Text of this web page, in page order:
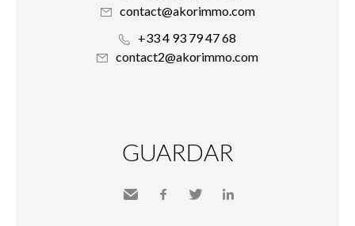
contact@akorimmo.com
+33 4 93 79 47 68
contact2@akorimmo.com
GUARDAR